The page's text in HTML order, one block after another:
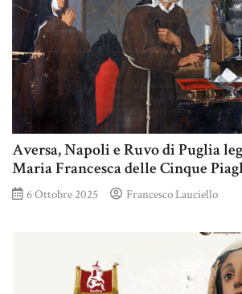
Aversa, Napoli e Ruvo di Puglia
Maria Francesca delle Cinque
6 Ottobre 2025 Francesco Lauciello